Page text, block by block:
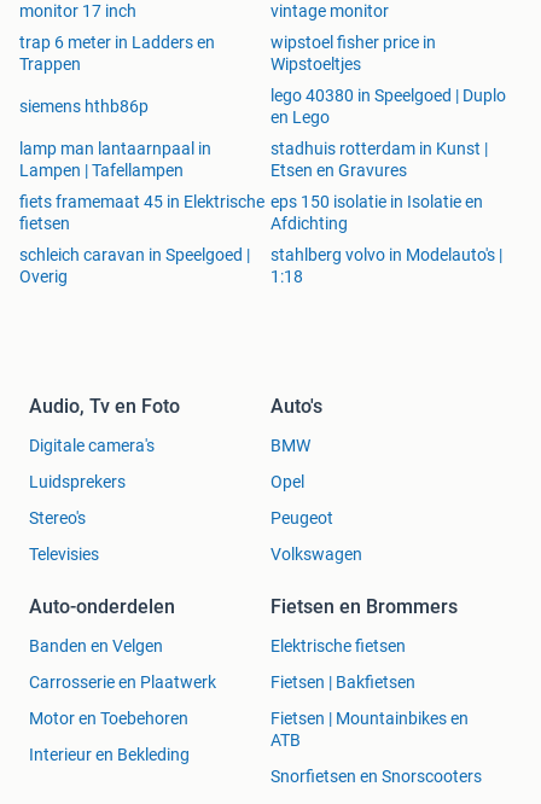
monitor 17 inch
vintage monitor
trap 6 meter in Ladders en
Trappen
wipstoel fisher price in
Wipstoeltjes
siemens hthb86p
lego 40380 in Speelgoed | Duplo
en Lego
lamp man lantaarnpaal in
Lampen | Tafellampen
stadhuis rotterdam in Kunst |
Etsen en Gravures
fiets framemaat 45 in Elektrische
fietsen
eps 150 isolatie in Isolatie en
Afdichting
schleich caravan in Speelgoed |
Overig
stahlberg volvo in Modelauto's |
1:18
Audio, Tv en Foto
Digitale camera's
Luidsprekers
Stereo's
Televisies
Auto's
BMW
Opel
Peugeot
Volkswagen
Auto-onderdelen
Banden en Velgen
Carrosserie en Plaatwerk
Motor en Toebehoren
Interieur en Bekleding
Fietsen en Brommers
Elektrische fietsen
Fietsen | Bakfietsen
Fietsen | Mountainbikes en
ATB
Snorfietsen en Snorscooters